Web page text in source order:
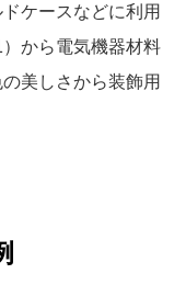
ケースなどに利用
から電気機器材料
美しさから装飾用